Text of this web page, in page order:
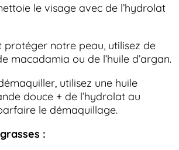
le visage avec de l’hydrolat
notre peau, utilisez de
macadamia ou de l’huile d’argan.
utilisez une huile
douce + de l’hydrolat au
le démaquillage.
: